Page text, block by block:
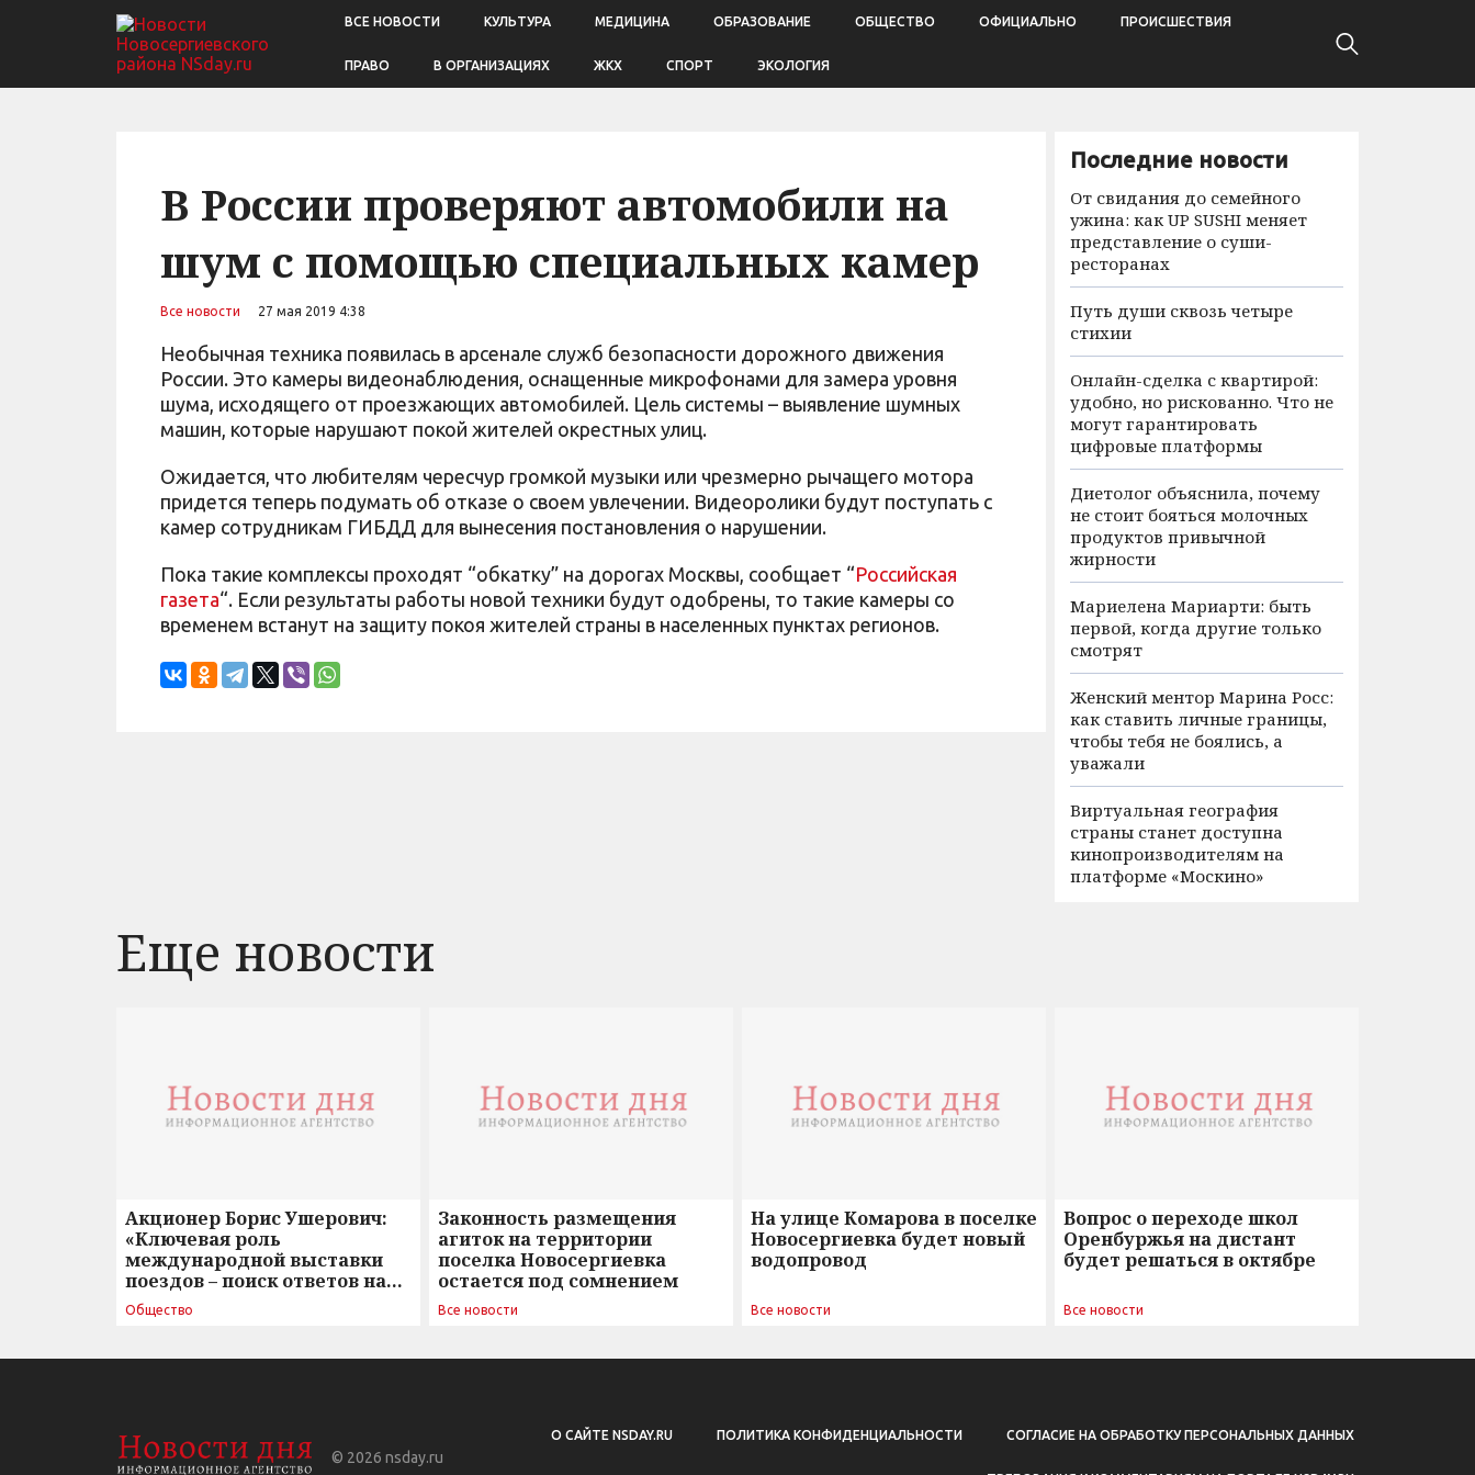
ВСЕ НОВОСТИ КУЛЬТУРА МЕДИЦИНА ОБРАЗОВАНИЕ ОБЩЕСТВО ОФИЦИАЛЬНО ПРОИСШЕСТВИЯ
ПРАВО В ОРГАНИЗАЦИЯХ ЖКХ СПОРТ ЭКОЛОГИЯ
В России проверяют автомобили на
шум с помощью специальных камер
Все новости 27 мая 2019 4:38
Необычная техника появилась в арсенале служб безопасности дорожного движения
России. Это камеры видеонаблюдения, оснащенные микрофонами для замера уровня
шума, исходящего от проезжающих автомобилей. Цель системы – выявление шумных
машин, которые нарушают покой жителей окрестных улиц.
Ожидается, что любителям чересчур громкой музыки или чрезмерно рычащего мотора
придется теперь подумать об отказе о своем увлечении. Видеоролики будут поступать с
камер сотрудникам ГИБДД для вынесения постановления о нарушении.
Пока такие комплексы проходят “обкатку” на дорогах Москвы, сообщает “Российская
газета“. Если результаты работы новой техники будут одобрены, то такие камеры со
временем встанут на защиту покоя жителей страны в населенных пунктах регионов.
Последние новости
От свидания до семейного
ужина: как UP SUSHI меняет
представление о суши-
ресторанах
Путь души сквозь четыре
стихии
Онлайн-сделка с квартирой:
удобно, но рискованно. Что не
могут гарантировать
цифровые платформы
Диетолог объяснила, почему
не стоит бояться молочных
продуктов привычной
жирности
Мариелена Мариарти: быть
первой, когда другие только
смотрят
Женский ментор Марина Росс:
как ставить личные границы,
чтобы тебя не боялись, а
уважали
Виртуальная география
страны станет доступна
кинопроизводителям на
платформе «Москино»
Еще новости
Акционер Борис Ушерович:
«Ключевая роль
международной выставки
поездов – поиск ответов на
вызовы времени»
Общество
Законность размещения
агиток на территории
поселка Новосергиевка
остается под сомнением
Все новости
На улице Комарова в поселке
Новосергиевка будет новый
водопровод
Все новости
Вопрос о переходе школ
Оренбуржья на дистант
будет решаться в октябре
Все новости
© 2026 nsday.ru
О САЙТЕ NSDAY.RU ПОЛИТИКА КОНФИДЕНЦИАЛЬНОСТИ СОГЛАСИЕ НА ОБРАБОТКУ ПЕРСОНАЛЬНЫХ ДАННЫХ